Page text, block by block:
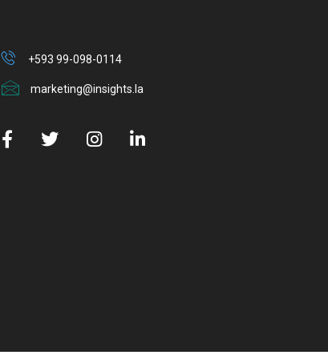
+593 99-098-0114
marketing@insights.la